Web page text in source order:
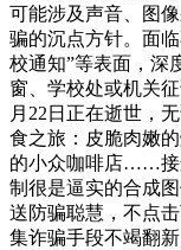
可能涉及声音、图
骗的沉点方针。面
校通知”等表面，深
窗、学校处或机关
月22日正在逝世，
食之旅：皮脆肉嫩
的小众咖啡店……接
制很是逼实的合成
送防骗聪慧，不点
集诈骗手段不竭翻